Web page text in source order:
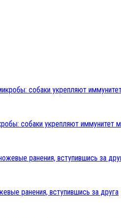
собаки укрепляют иммунитет
ранения, вступившись за друга